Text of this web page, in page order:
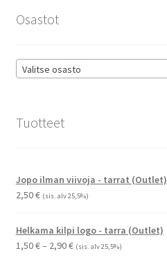
Osastot
Valitse osasto
Tuotteet
Jopo ilman viivoja - tarrat (Outlet)
2,50€ (sis. alv 25,5%)
Helkama kilpi logo - tarra (Outlet)
1,50€– 2,90€Hintaluokka:
(sis. alv 25,5%)